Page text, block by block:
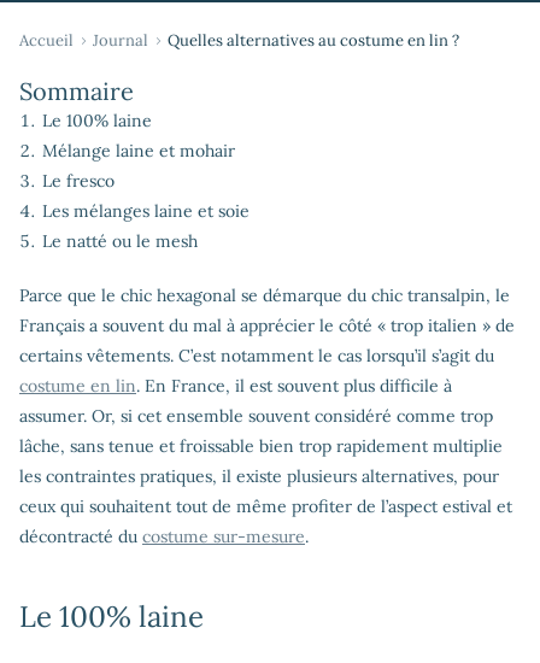
Accueil Journal Quelles alternatives au costume en lin ?
Sommaire
Le 100% laine
Mélange laine et mohair
Le fresco
Les mélanges laine et soie
Le natté ou le mesh
Parce que le chic hexagonal se démarque du chic transalpin, le
Français a souvent du mal à apprécier le côté « trop italien » de
certains vêtements. C’est notamment le cas lorsqu’il s’agit du
costume en lin. En France, il est souvent plus difficile à
assumer. Or, si cet ensemble souvent considéré comme trop
lâche, sans tenue et froissable bien trop rapidement multiplie
les contraintes pratiques, il existe plusieurs alternatives, pour
ceux qui souhaitent tout de même profiter de l’aspect estival et
décontracté du costume sur-mesure.
Le 100% laine